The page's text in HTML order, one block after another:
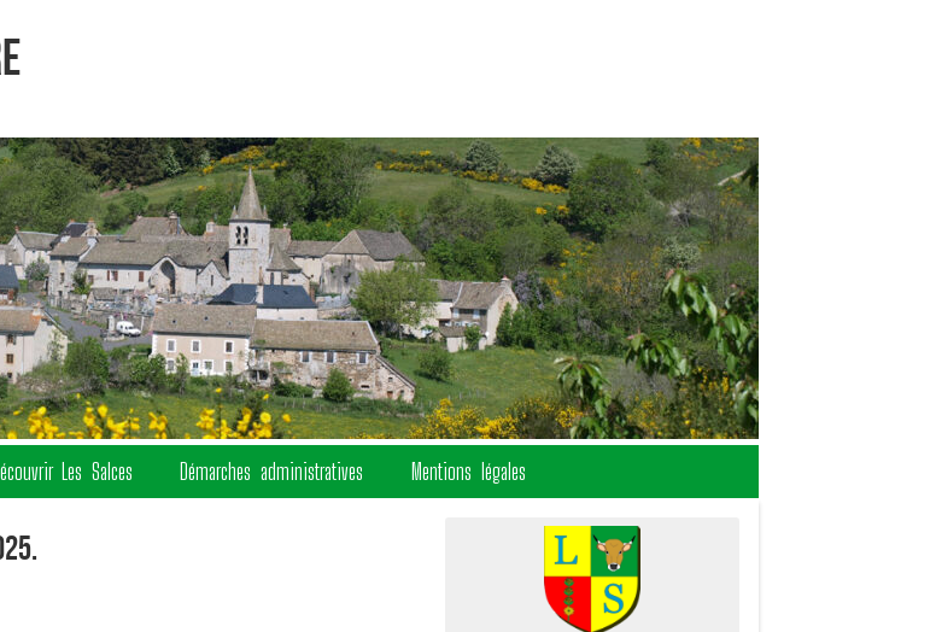
Les Salces Démarches administratives Mentions légales